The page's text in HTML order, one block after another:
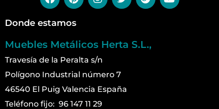
Donde estamos
Muebles Metálicos Herta S.L.,
Travesía de la Peralta s/n
Polígono Industrial número 7
46540 El Puig Valencia España
Teléfono fijo: 96 147 11 29